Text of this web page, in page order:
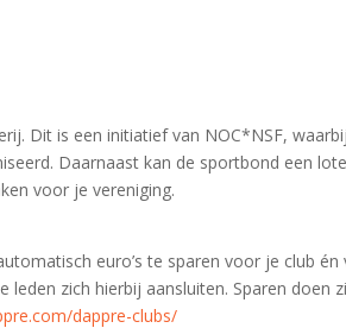
Dit is een initiatief van NOC*NSF,
Daarnaast kan de sportbond een
voor je vereniging.
euro’s te sparen voor je club én
zich hierbij aansluiten. Sparen doen
dappre-clubs/